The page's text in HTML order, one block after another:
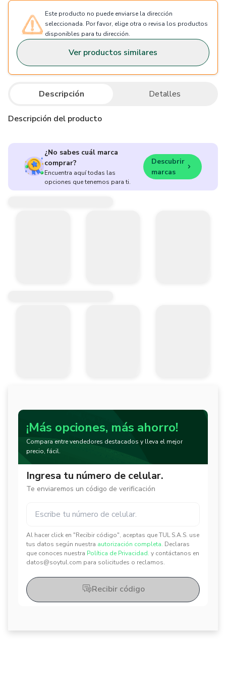
Este producto no puede enviarse la dirección
seleccionada. Por favor, elige otra o revisa los productos
disponibles para tu dirección.
Ver productos similares
Descripción Detalles
Descripción del producto
¿No sabes cuál marca
comprar?
Encuentra aquí todas las
opciones que tenemos para ti.
Descubrir
marcas
¡Más opciones, más ahorro!
Compara entre vendedores destacados y lleva el mejor
precio, fácil.
Ingresa tu número de celular.
Te enviaremos un código de verificación
Al hacer click en "Recibir código", aceptas que TUL S.A.S. use
tus datos según nuestra autorización completa. Declaras
que conoces nuestra Política de Privacidad. y contáctanos en
datos@soytul.com para solicitudes o reclamos.
✕
✕
Recibir código